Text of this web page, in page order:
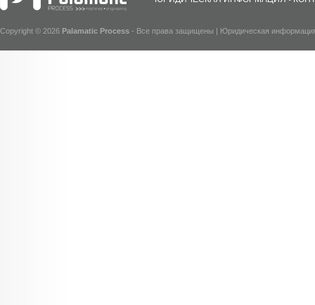
Copyright © 2026 Palamatic Process - Все права защищены | Юридическая